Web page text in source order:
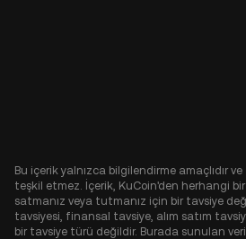
Bu içerik yalnızca bilgilendirme amaçlıdır
teşkil etmez. İçerik, KuCoin'den herhangi
satmanız veya tutmanız için bir tavsiye
tavsiyesi, finansal tavsiye, alım satım
bir tavsiye türü değildir. Burada sunulan